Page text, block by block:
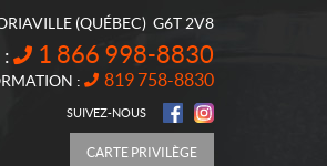
(QUÉBEC) G6T 2V8
: 1 866 998-8830
: 819 758-8830
SUIVEZ-NOUS
CARTE PRIVILÈGE